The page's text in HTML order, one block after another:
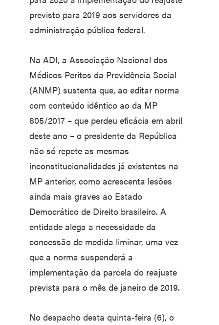
previsto para 2019 aos servidores da
administração pública federal.
Na ADI, a Associação Nacional dos
Médicos Peritos da Previdência Social
(ANMP) sustenta que, ao editar norma
com conteúdo idêntico ao da MP
805/2017 – que perdeu eficácia em abril
deste ano – o presidente da República
não só repete as mesmas
inconstitucionalidades já existentes na
MP anterior, como acrescenta lesões
ainda mais graves ao Estado
Democrático de Direito brasileiro. A
entidade alega a necessidade da
concessão de medida liminar, uma vez
que a norma suspenderá a
implementação da parcela do reajuste
prevista para o mês de janeiro de 2019.
No despacho desta quinta-feira (6), o